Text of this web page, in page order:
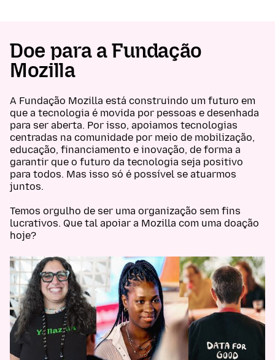
Doe para a Fundação
Mozilla
A Fundação Mozilla está construindo um futuro em
que a tecnologia é movida por pessoas e desenhada
para ser aberta. Por isso, apoiamos tecnologias
centradas na comunidade por meio de mobilização,
educação, financiamento e inovação, de forma a
garantir que o futuro da tecnologia seja positivo
para todos. Mas isso só é possível se atuarmos
juntos.
Temos orgulho de ser uma organização sem fins
lucrativos. Que tal apoiar a Mozilla com uma doação
hoje?